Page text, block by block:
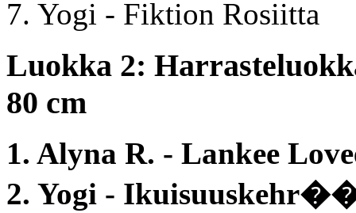
7. Yogi - Fiktion Rosiitta
Luokka 2:
80 cm
1. Alyna R. - Lankee
2. Yogi -